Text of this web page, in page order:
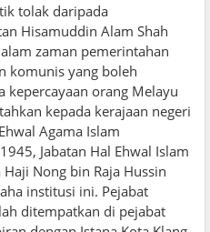
tolak daripada
Hisamuddin Alam Shah
zaman pemerintahan
komunis yang boleh
kepercayaan orang Melayu
kepada kerajaan negeri
Agama Islam
Jabatan Hal Ehwal Islam
Nong bin Raja Hussin
institusi ini. Pejabat
ditempatkan di pejabat